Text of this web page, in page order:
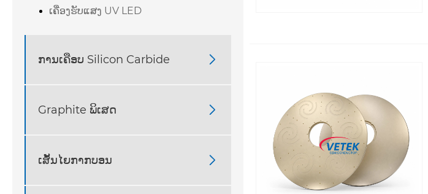
ເຄື່ອງຮັບແສງ UV LED
ການເຄືອບ Silicon Carbide 
Graphite ພິເສດ 
ເສັ້ນໄຍກາກບອນ 